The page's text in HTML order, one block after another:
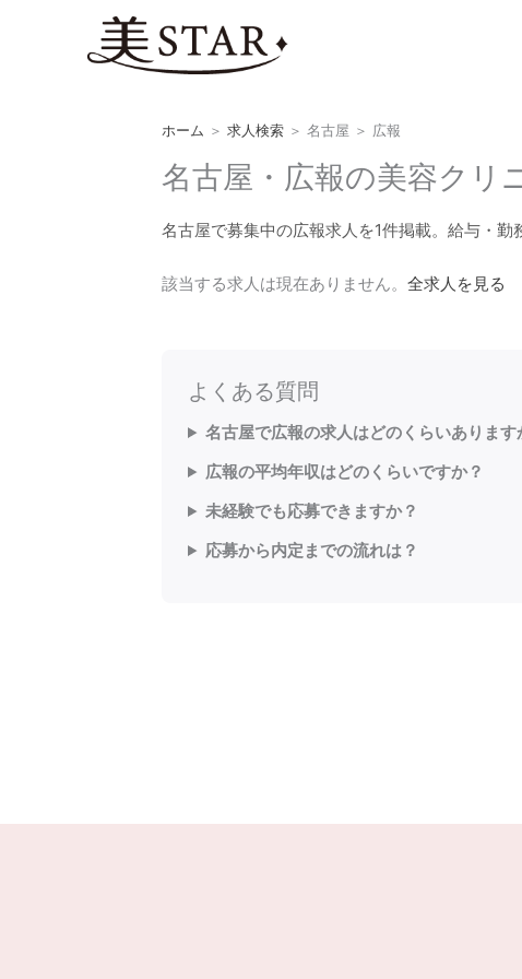
ホーム ＞ 求人検索 ＞ 名古屋 ＞ 広報
名古屋・広報の美容クリ
名古屋で募集中の広報求人を1件掲載。給与・
該当する求人は現在ありません。 全求人を見る
よくある質問
名古屋で広報の求人はどのくらいあります
広報の平均年収はどのくらいですか？
未経験でも応募できますか？
応募から内定までの流れは？